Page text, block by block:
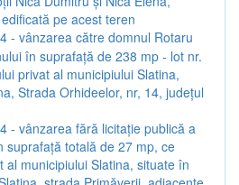
pe acest teren
- vânzarea către domnul Rotaru
în suprafață de 238 mp - lot nr.
privat al municipiului Slatina,
Strada Orhideelor, nr, 14, județul
- vânzarea fără licitație publică a
suprafață totală de 27 mp, ce
al municipiului Slatina, situate în